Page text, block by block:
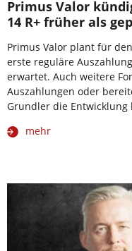
Primus Valor
14 R+ früher als
Primus Valor plant für
erste reguläre
erwartet. Auch weitere
Auszahlungen oder
Grundler die Entwicklung
mehr